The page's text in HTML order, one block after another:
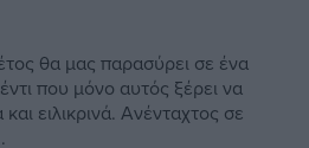
θα μας παρασύρει σε ένα
που μόνο αυτός ξέρει να
ειλικρινά. Ανένταχτος σε